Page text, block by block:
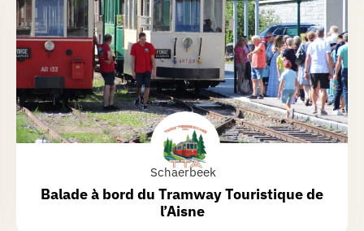
Schaerbeek
Balade à bord du Tramway Touristique de
l’Aisne